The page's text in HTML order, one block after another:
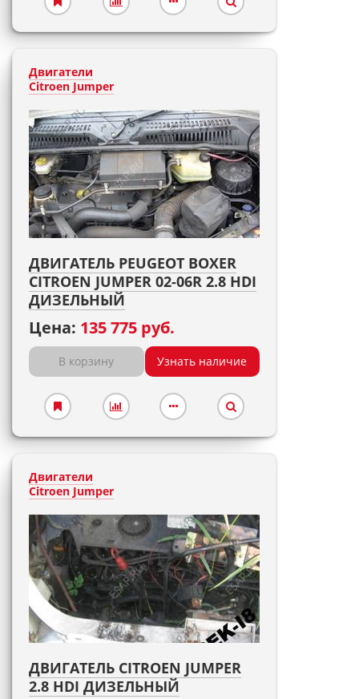
Двигатели
Citroen Jumper
ДВИГАТЕЛЬ PEUGEOT BOXER
CITROEN JUMPER 02-06R 2.8 HDI
ДИЗЕЛЬНЫЙ
Цена: 135 775 руб.
В корзину Узнать наличие
Двигатели
Citroen Jumper
ДВИГАТЕЛЬ CITROEN JUMPER
2.8 HDI ДИЗЕЛЬНЫЙ